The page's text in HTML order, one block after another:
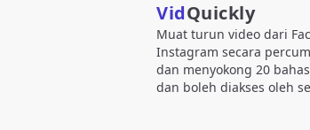
VidQuickly
Muat turun video dari
Instagram secara
dan menyokong 20
dan boleh diakses oleh